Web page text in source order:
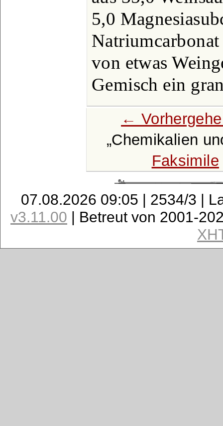
5,0
von etwas
Gemisch ein
←
Chemikalien
Faksimile
07.08.2026 09:05 | 2534/3 |
v3.11.00 | Betreut von 2001-